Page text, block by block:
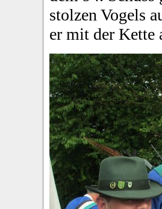
stolzen Vogels
er mit der Kette